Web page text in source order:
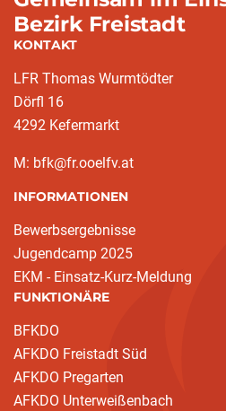
Bezirk Freistadt
KONTAKT
LFR Thomas Wurmtödter
Dörfl 16
4292 Kefermarkt
M: bfk@fr.ooelfv.at
INFORMATIONEN
Bewerbsergebnisse
Jugendcamp 2025
EKM - Einsatz-Kurz-Meldung
FUNKTIONÄRE
BFKDO
AFKDO Freistadt Süd
AFKDO Pregarten
AFKDO Unterweißenbach